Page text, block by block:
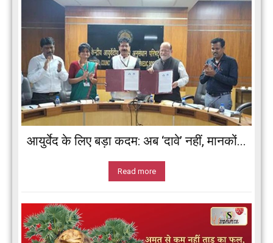
आयुर्वेद के लिए बड़ा कदम: अब ‘दावे’ नहीं, मानकों...
Read more